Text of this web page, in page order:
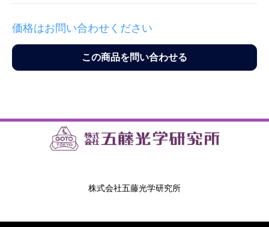
価格はお問い合わせください
この商品を問い合わせる
株式会社五藤光学研究所